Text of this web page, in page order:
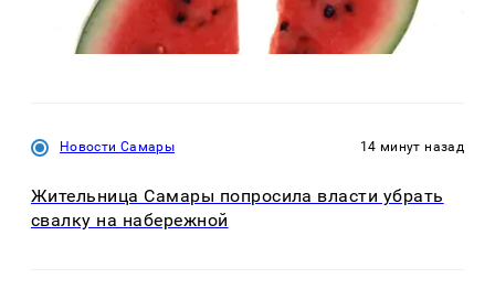
Новости Самары 14 минут назад
Жительница Самары попросила власти убрать
свалку на набережной